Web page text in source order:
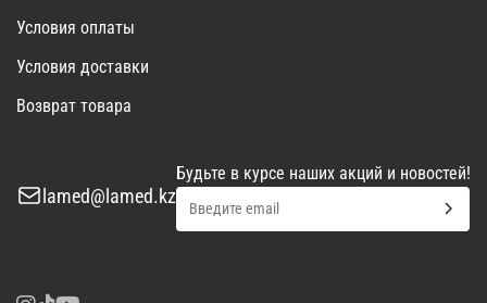
Условия оплаты
Условия доставки
Возврат товара
lamed@lamed.kz
Будьте в курсе наших акций и новостей!